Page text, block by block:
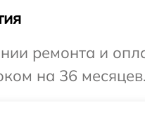
ремонта и
на 36 месяцев.